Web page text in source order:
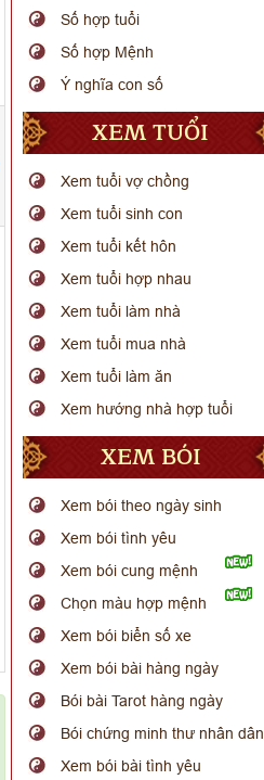
Số hợp tuổi
Số hợp Mệnh
Ý nghĩa con số
XEM TUỔI
Xem tuổi vợ chồng
Xem tuổi sinh con
Xem tuổi kết hôn
Xem tuổi hợp nhau
Xem tuổi làm nhà
Xem tuổi mua nhà
Xem tuổi làm ăn
Xem hướng nhà hợp tuổi
XEM BÓI
Xem bói theo ngày sinh
Xem bói tình yêu
Xem bói cung mệnh
Chọn màu hợp mệnh
Xem bói biển số xe
Xem bói bài hàng ngày
Bói bài Tarot hàng ngày
Bói chứng minh thư nhân dân
Xem bói bài tình yêu